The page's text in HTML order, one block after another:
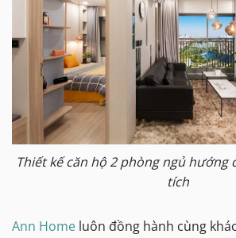
Thiết kế căn hộ 2 phòng ngủ hướng
tích
Ann Home luôn đồng hành cùng